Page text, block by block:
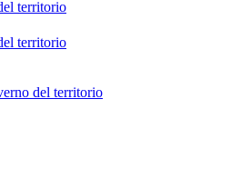
territorio
territorio
del territorio